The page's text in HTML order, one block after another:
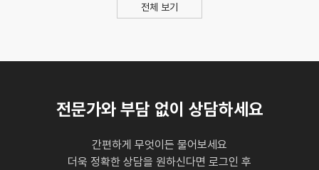
전체 보기
전문가와 부담 없이 상담하세요
간편하게 무엇이든 물어보세요
더욱 정확한 상담을 원하신다면 로그인 후